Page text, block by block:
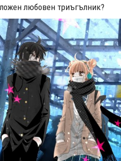
любовен триъгълник?